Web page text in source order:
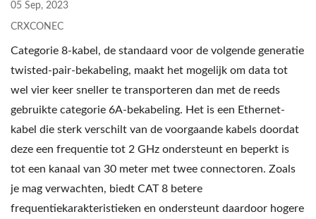
05 Sep, 2023
CRXCONEC
Categorie 8-kabel, de standaard voor de volgende generatie
twisted-pair-bekabeling, maakt het mogelijk om data tot
wel vier keer sneller te transporteren dan met de reeds
gebruikte categorie 6A-bekabeling. Het is een Ethernet-
kabel die sterk verschilt van de voorgaande kabels doordat
deze een frequentie tot 2 GHz ondersteunt en beperkt is
tot een kanaal van 30 meter met twee connectoren. Zoals
je mag verwachten, biedt CAT 8 betere
frequentiekarakteristieken en ondersteunt daardoor hogere